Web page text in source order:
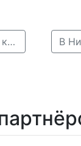
← В Заповедных кварталах Нижнего Новгорода пройдут новогодние экскурсии и ярмарка